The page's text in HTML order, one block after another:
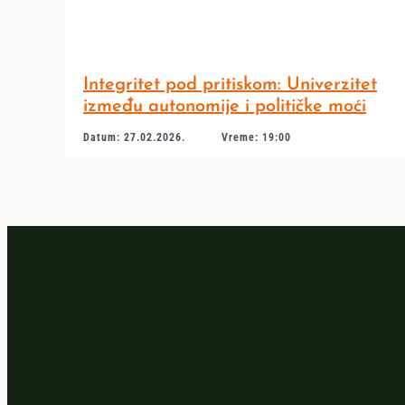
Integritet pod pritiskom: Univerzitet
između autonomije i političke moći
Datum: 27.02.2026. Vreme: 19:00